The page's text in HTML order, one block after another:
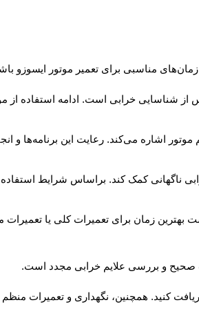
مناسبی برای تعمیر موتور ایسوزو
از شناسایی خرابی است. ادامه استفاده از
اشاره می‌کند. رعایت این برنامه‌ها و
کمک کند. براساس شرایط استفاده و
زمان برای تعمیرات کلی یا تعمیرات
کنید. همچنین، نگهداری و تعمیرات